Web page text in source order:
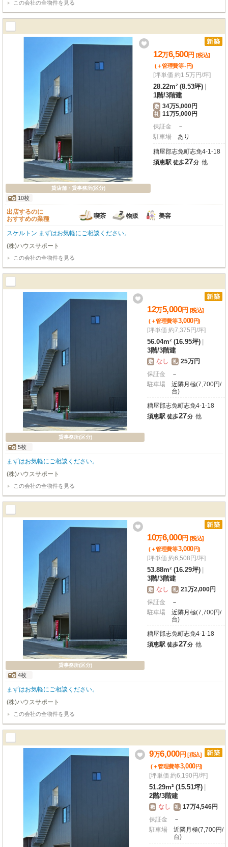
この会社の全物件を見る
貸店舗・貸事務所(区分)
10枚
12万6,500円 [税込]
(＋管理費等-円)
[坪単価 約1.5万円/坪]
28.22m² (8.53坪)
1階/3階建
敷 34万5,000円
礼 11万5,000円
保証金
－
駐車場
あり
糟屋郡志免町志免4-1-18
須恵駅 徒歩27分 他
出店するのに
おすすめの業種
喫茶 物販 美容
スケルトン まずはお気軽にご相談ください。
(株)ハウスサポート
この会社の全物件を見る
貸事務所(区分)
5枚
12万5,000円 [税込]
(＋管理費等3,000円)
[坪単価 約7,375円/坪]
56.04m² (16.95坪)
3階/3階建
敷 なし 礼 25万円
保証金
－
駐車場
近隣月極(7,700円/
台)
糟屋郡志免町志免4-1-18
須恵駅 徒歩27分 他
まずはお気軽にご相談ください。
(株)ハウスサポート
この会社の全物件を見る
貸事務所(区分)
4枚
10万6,000円 [税込]
(＋管理費等3,000円)
[坪単価 約6,508円/坪]
53.88m² (16.29坪)
3階/3階建
敷 なし 礼 21万2,000円
保証金
－
駐車場
近隣月極(7,700円/
台)
糟屋郡志免町志免4-1-18
須恵駅 徒歩27分 他
まずはお気軽にご相談ください。
(株)ハウスサポート
この会社の全物件を見る
9万6,000円 [税込]
(＋管理費等3,000円)
[坪単価 約6,190円/坪]
51.29m² (15.51坪)
2階/3階建
敷 なし 礼 17万4,546円
保証金
－
駐車場
近隣月極(7,700円/
台)